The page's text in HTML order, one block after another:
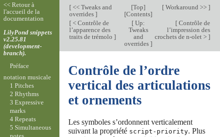
[<< Tweaks and
overrides ]
[Top]
[Contents]
[Workaround >> ]
[< Contrôle de
l’apparence des
traits de trémolo ]
[ Up:
Tweaks
and
overrides]
[Contrôle de
l’impression des
crochets de n-olet > ]
Contrôle de l’ordre
vertical des articulations
et ornements
Les symboles s’ordonnent verticalement
suivant la propriété script-priority. Plus
<< Retour à
l'accueil de la
documentation
LilyPond snippets
v2.25.81
(development-
branch).
Préface
notation musicale
1 Pitches
2 Rhythms
3 Expressive
marks
4 Repeats
5 Simultaneous